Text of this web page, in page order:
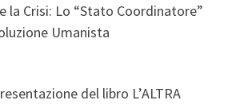
la Crisi: Lo “Stato Coordinatore”
Umanista
del libro L’ALTRA